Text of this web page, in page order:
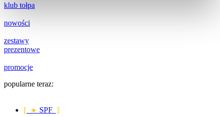
klub tołpa
nowości
zestawy
prezentowe
promocje
popularne teraz:
[ ☀️ SPF ]